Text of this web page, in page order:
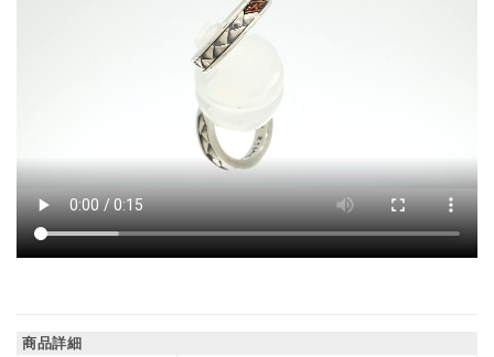
商品詳細